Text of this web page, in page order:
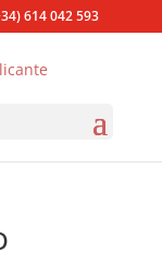
614 042 593